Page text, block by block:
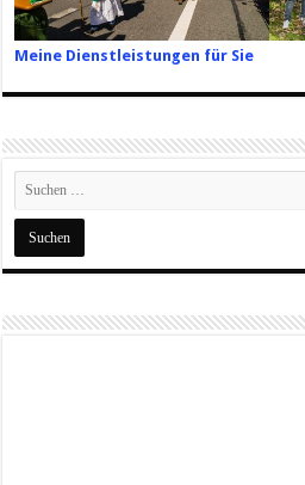
Meine Dienstleistungen für Sie